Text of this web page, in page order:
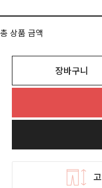
총 상품 금액
장바구니